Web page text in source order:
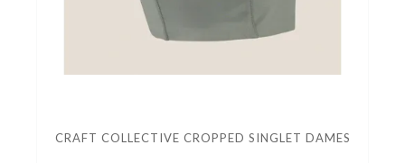
CRAFT COLLECTIVE CROPPED SINGLET DAMES